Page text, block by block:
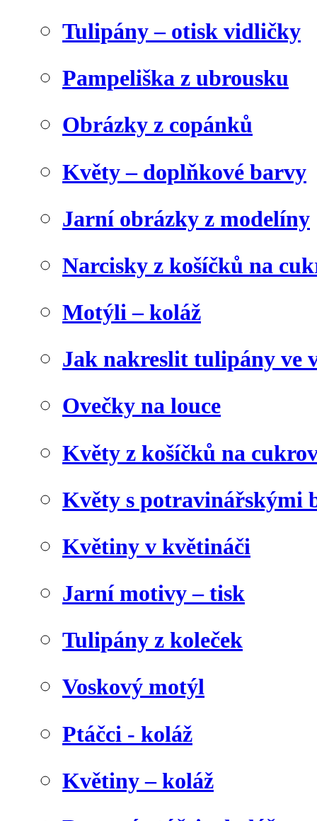
Tulipány – otisk vidličky
Pampeliška z ubrousku
Obrázky z copánků
Květy – doplňkové barvy
Jarní obrázky z modelíny
Narcisky z košíčků na
Motýli – koláž
Jak nakreslit tulipány ve
Ovečky na louce
Květy z košíčků na
Květy s potravinářskými
Květiny v květináči
Jarní motivy – tisk
Tulipány z koleček
Voskový motýl
Ptáčci - koláž
Květiny – koláž